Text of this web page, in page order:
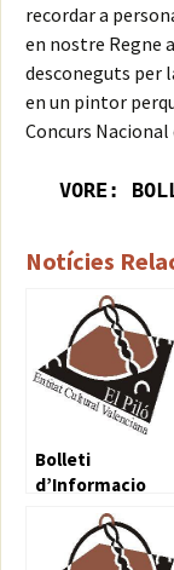
recordar a
en nostre Regne
desconeguts per
en un pintor
Concurs
VORE:
Notícies
Bolleti
d’Informacio
Cultural 54